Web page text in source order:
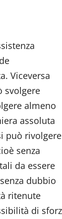
Viceversa
svolgere
almeno
assoluta
può rivolgere
senza
da essere
dubbio
ritenute
di